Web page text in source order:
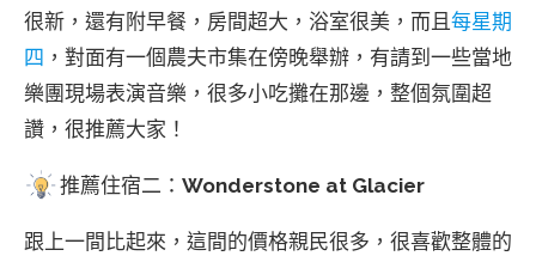
很新，還有附早餐，房間超大，浴室很美，而且每星期
四 ，對面有一個農夫市集在傍晚舉辦，有請到一些當地
樂團現場表演音樂，很多小吃攤在那邊，整個氛圍超
讚，很推薦大家！
推薦住宿二： Wonderstone at Glacier
跟上一間比起來，這間的價格親民很多，很喜歡整體的